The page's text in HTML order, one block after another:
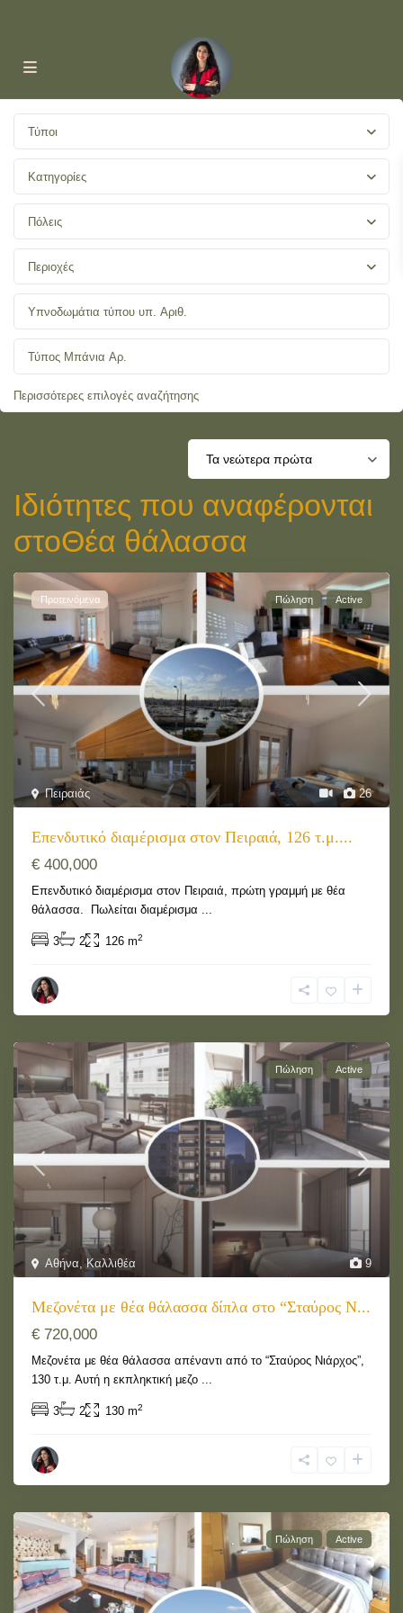
Τύποι
Κατηγορίες
Πόλεις
Περιοχές
Περισσότερες επιλογές αναζήτησης
Τα νεώτερα πρώτα
Ιδιότητες που αναφέρονται
στοΘέα θάλασσα
26
Πειραιάς
Προτεινόμενα Πώληση Active
Επενδυτικό διαμέρισμα στον Πειραιά, 126 τ.μ....
€ 400,000
Επενδυτικό διαμέρισμα στον Πειραιά, πρώτη γραμμή με θέα
θάλασσα. Πωλείται διαμέρισμα ...
3 2 126 m2
9
Αθήνα,Καλλιθέα
Πώληση Active
Μεζονέτα με θέα θάλασσα δίπλα στο “Σταύρος Ν...
€ 720,000
Μεζονέτα με θέα θάλασσα απέναντι από το “Σταύρος Νιάρχος”,
130 τ.μ. Αυτή η εκπληκτική μεζο ...
3 2 130 m2
Πώληση Active